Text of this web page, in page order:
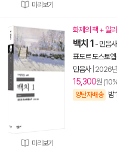
미리보기
미리보기
화제의 책 + 알
백치 1 - 민음
표도르 도스토옙
민음사| 2026
15,300원
양탄자배송 밤